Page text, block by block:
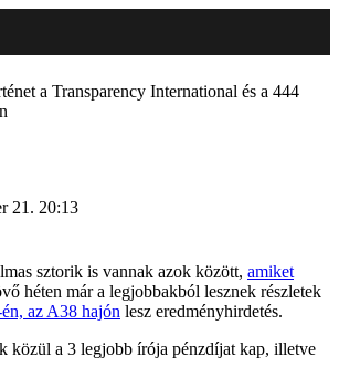
a Transparency International és a 444
21. 20:13
sztorik is vannak azok között, amiket
héten már a legjobbakból lesznek részletek
az A38 hajón lesz eredményhirdetés.
közül a 3 legjobb írója pénzdíjat kap, illetve